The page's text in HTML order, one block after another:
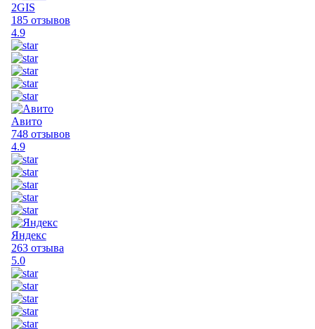
2GIS
185 отзывов
4.9
Авито
748 отзывов
4.9
Яндекс
263 отзыва
5.0